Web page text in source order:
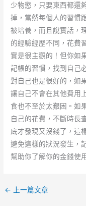
少物慾，只要東西都還
掉，當然每個人的習慣
被培養，而且說實話，
的經驗經歷不同，花費
實是很主觀的！但你如
記帳的習慣，找到自己
對自己也是很好的，如
讓自己不會在其他費用
食也不至於太艱困。如
自己的花費，不斷時長
底才發現又沒錢了，這
避免這樣的狀況發生，
幫助你了解你的金錢使
← 上一篇文章